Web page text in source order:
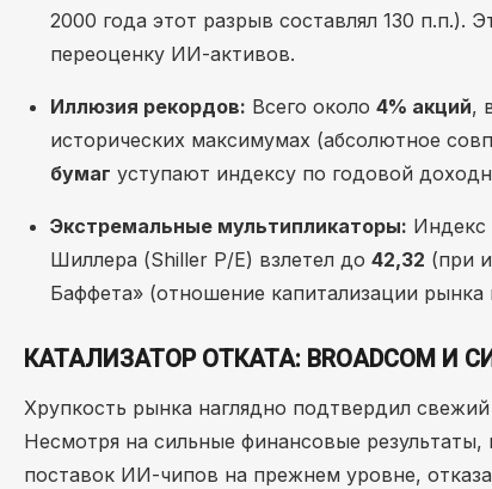
2000 года этот разрыв составлял 130 п.п.).
переоценку ИИ-активов.
Иллюзия рекордов: Всего около 4% акций,
исторических максимумах (абсолютное
бумаг уступают индексу по годовой
Экстремальные мультипликаторы: Индекс
Шиллера (Shiller P/E) взлетел до 42,32 (при
Баффета» (отношение капитализации
КАТАЛИЗАТОР ОТКАТА: BROADCOM
Хрупкость рынка наглядно подтвердил
Несмотря на сильные финансовые
поставок ИИ-чипов на прежнем уровне,